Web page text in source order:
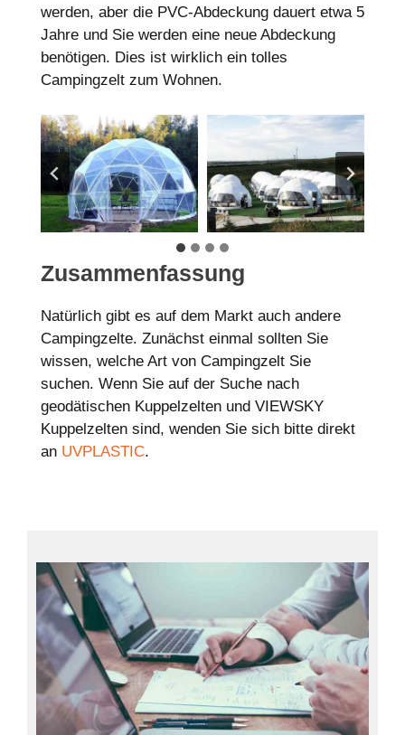
werden, aber die PVC-Abdeckung dauert etwa 5
Jahre und Sie werden eine neue Abdeckung
benötigen. Dies ist wirklich ein tolles
Campingzelt zum Wohnen.
Zusammenfassung
Natürlich gibt es auf dem Markt auch andere
Campingzelte. Zunächst einmal sollten Sie
wissen, welche Art von Campingzelt Sie
suchen. Wenn Sie auf der Suche nach
geodätischen Kuppelzelten und VIEWSKY
Kuppelzelten sind, wenden Sie sich bitte direkt
an UVPLASTIC.